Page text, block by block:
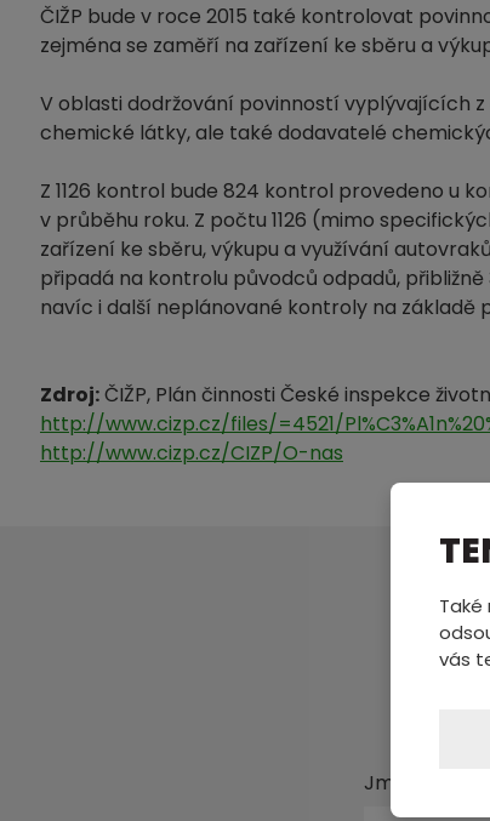
ČIŽP bude v roce 2015 také kontrolovat
zejména se zaměří na zařízení ke sběru a
V oblasti dodržování povinností vyplývajících
chemické látky, ale také dodavatelé
Z 1126 kontrol bude 824 kontrol provedeno u
v průběhu roku. Z počtu 1126 (mimo
zařízení ke sběru, výkupu a využívání
připadá na kontrolu původců odpadů, přibližně
navíc i další neplánované kontroly na
Zdroj:ČIŽP, Plán činnosti České inspekce
http://www.cizp.cz/files/=4521/
http://www.cizp.cz/CIZP/O-nas
Jméno a
vás